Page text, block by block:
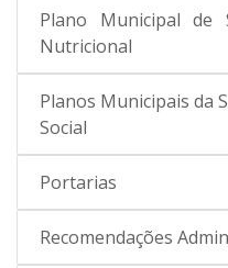
Plano Municipal de
Nutricional
Planos Municipais da
Social
Portarias
Recomendações